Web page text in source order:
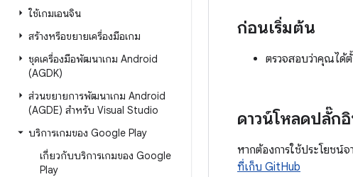
ใช้เกมเอนจิน
สร้างหรือขยายเครื่องมือเกม
ชุดเครื่องมือพัฒนาเกม Android
(AGDK)
ส่วนขยายการพัฒนาเกม Android
(AGDE) สำหรับ Visual Studio
บริการเกมของ Google Play
เกี่ยวกับบริการเกมของ Google
Play
ก่อนเริ่มต้น
ตรวจสอบว่าคุณได้
ดาวน์โหลดปลั๊ก
หากต้องการใช้ประโยชน์
ที่เก็บ GitHub